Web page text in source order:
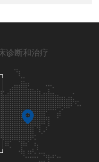
诊断和治疗